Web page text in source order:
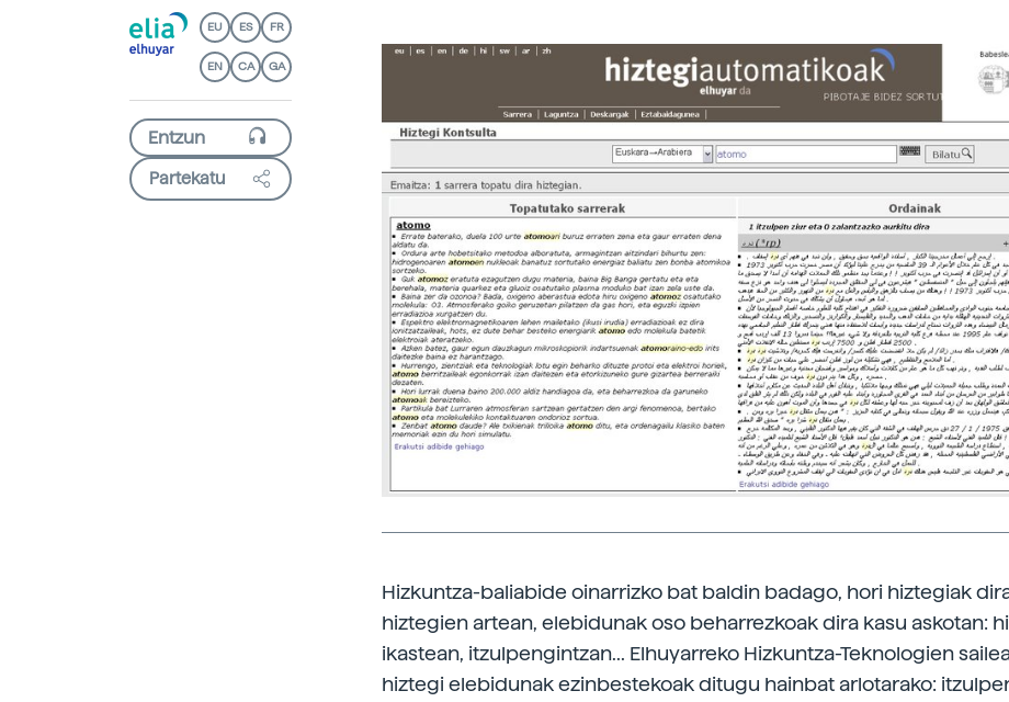
EU ES FR
EN CA GA
Partekatu
Hizkuntza-baliabide oinarrizko bat baldin badago, hori hiztegiak
hiztegien artean, elebidunak oso beharrezkoak dira kasu askotan:
ikastean, itzulpengintzan... Elhuyarreko Hizkuntza-Teknologien
hiztegi elebidunak ezinbestekoak ditugu hainbat arlotarako: